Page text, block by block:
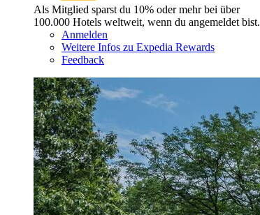
Als Mitglied sparst du 10% oder mehr bei über
100.000 Hotels weltweit, wenn du angemeldet bist.
Anmelden
Weitere Infos zu Expedia Rewards
Feedback